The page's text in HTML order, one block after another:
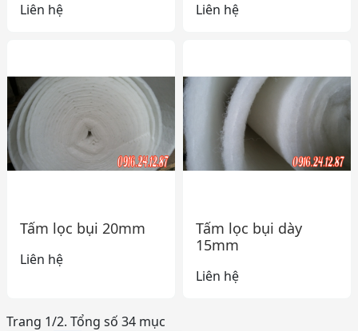
Liên hệ Liên hệ
Tấm lọc bụi 20mm
Liên hệ
Tấm lọc bụi dày
15mm
Liên hệ
Trang 1/2. Tổng số 34 mục